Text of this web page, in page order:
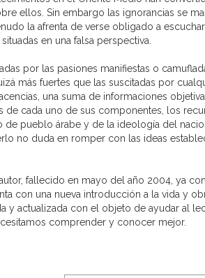
ellos. Sin embargo las ignorancias se
la afrenta de verse obligado a
en una falsa perspectiva.
por las pasiones manifiestas o
más fuertes que las suscitadas por
una suma de informaciones
cada uno de sus componentes, los
pueblo árabe y de la ideología del
no duda en romper con las ideas
fallecido en mayo del año 2004, ya
con una nueva introducción a la vida y
y actualizada con el objeto de ayudar al
comprender y conocer mejor.